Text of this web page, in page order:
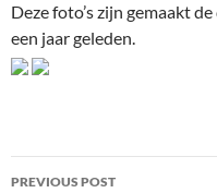
Deze foto’s zijn gemaakt
een jaar geleden.
Post
PREVIOUS POST